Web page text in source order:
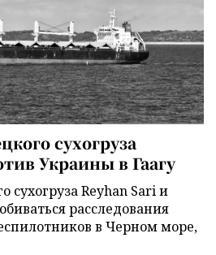
сухогруза
Украины в Гаагу
сухогруза Reyhan Sari и
расследования
в Черном море,